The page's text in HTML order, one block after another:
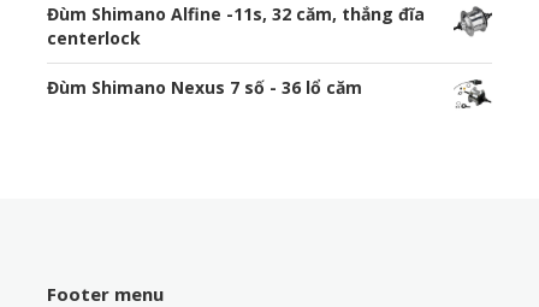
Đùm Shimano Alfine -11s, 32 căm, thắng đĩa
centerlock
Đùm Shimano Nexus 7 số - 36 lổ căm
Footer menu